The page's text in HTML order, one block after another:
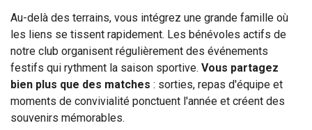
Au-delà des terrains, vous intégrez une grande famille où
les liens se tissent rapidement. Les bénévoles actifs de
notre club organisent régulièrement des événements
festifs qui rythment la saison sportive. Vous partagez
bien plus que des matches : sorties, repas d'équipe et
moments de convivialité ponctuent l'année et créent des
souvenirs mémorables.